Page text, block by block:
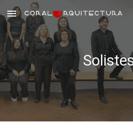
Skip to main content